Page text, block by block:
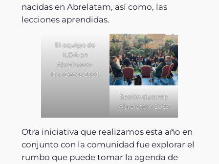
nacidas en Abrelatam, así como, las
lecciones aprendidas.
El equipo de
ILDA en
Abrelatam-
ConDatos 2023
Sesión durante
Abrelatam 2023
Otra iniciativa que realizamos esta año en
conjunto con la comunidad fue explorar el
rumbo que puede tomar la agenda de